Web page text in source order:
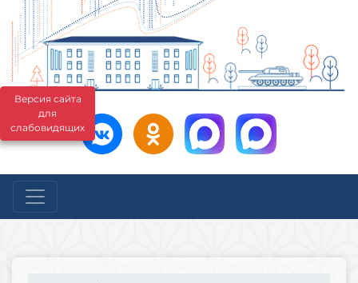
Версия сайта
для
слабовидящих